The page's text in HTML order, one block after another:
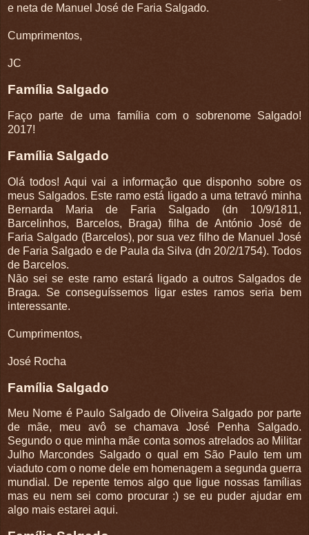
e neta de Manuel José de Faria Salgado.
Cumprimentos,
JC
Família Salgado
Faço parte de uma família com o sobrenome Salgado!
2017!
Família Salgado
Olá todos! Aqui vai a informação que disponho sobre os
meus Salgados. Este ramo está ligado a uma tetravó minha
Bernarda Maria de Faria Salgado (dn 10/9/1811,
Barcelinhos, Barcelos, Braga) filha de António José de
Faria Salgado (Barcelos), por sua vez filho de Manuel José
de Faria Salgado e de Paula da Silva (dn 20/2/1754). Todos
de Barcelos.
Não sei se este ramo estará ligado a outros Salgados de
Braga. Se conseguíssemos ligar estes ramos seria bem
interessante.
Cumprimentos,
José Rocha
Família Salgado
Meu Nome é Paulo Salgado de Oliveira Salgado por parte
de mãe, meu avô se chamava José Penha Salgado.
Segundo o que minha mãe conta somos atrelados ao Militar
Julho Marcondes Salgado o qual em São Paulo tem um
viaduto com o nome dele em homenagem a segunda guerra
mundial. De repente temos algo que ligue nossas famílias
mas eu nem sei como procurar :) se eu puder ajudar em
algo mais estarei aqui.